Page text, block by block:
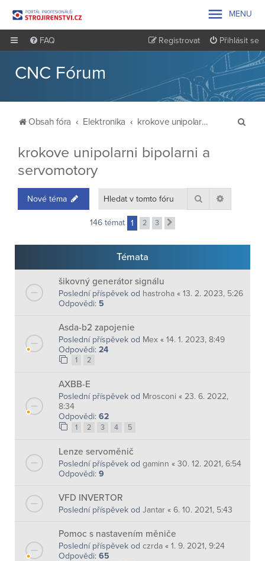
 MENU
FAQ Přihlásit se
Registrovat
CNC Fórum
Obsah fóra Elektronika krokove unipolarni bipolarni a servomotory
krokove unipolarni bipolarni a
servomotory
Nové téma Hledat
146 témat 1 2 3
Témata
šikovný generátor signálu
Poslední příspěvek od hastroha « 13. 2. 2023, 5:26
Odpovědi: 5
Asda-b2 zapojenie
Poslední příspěvek od Mex « 14. 1. 2023, 8:49
Odpovědi: 24
1 2
AXBB-E
Poslední příspěvek od Mrosconi « 23. 6. 2022,
8:34
Odpovědi: 62
1 2 3 4 5
Lenze servoměnič
Poslední příspěvek od gaminn « 30. 12. 2021, 6:54
Odpovědi: 9
VFD INVERTOR
Poslední příspěvek od Jantar « 6. 10. 2021, 5:43
Pomoc s nastavením měniče
Poslední příspěvek od czrda « 1. 9. 2021, 9:24
Odpovědi: 65